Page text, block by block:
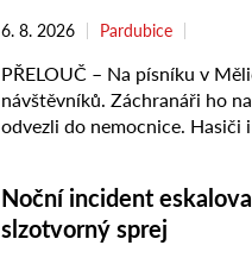
6. 8. 2026 Pardubice
PŘELOUČ – Na písníku v
návštěvníků. Záchranáři ho
odvezli do nemocnice. Hasiči
Noční incident
slzotvorný sprej